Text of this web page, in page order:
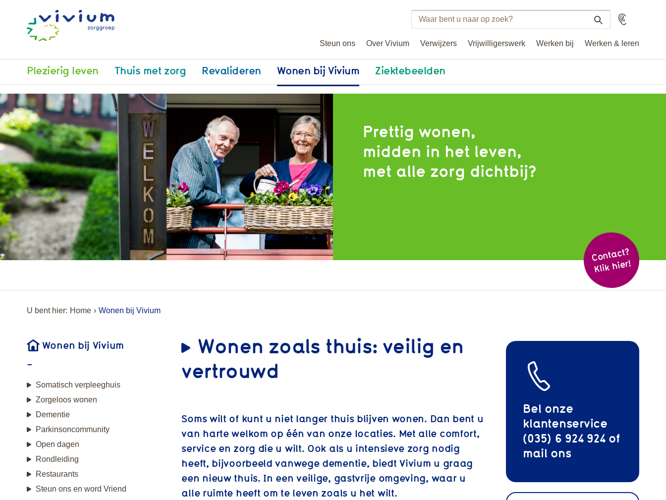
Plezierig leven Thuis met zorg Revalideren Wonen bij Vivium Ziektebeelden
Steun ons Over Vivium Verwijzers Vrijwilligerswerk Werken bij Werken & leren
Zoeken
binnen
vivium.nl
Voorlezen
Cont
act?
Klik hier!
Prettig wonen,
midden in het leven,
met alle zorg dichtbij?
U bent hier: Home Wonen bij Vivium
Wonen bij Vivium
Somatisch verpleeghuis
Zorgeloos wonen
Dementie
Parkinsoncommunity
Open dagen
Rondleiding
Restaurants
Steun ons en word Vriend
Wonen zoals thuis: veilig en
vertrouwd
Soms wilt of kunt u niet langer thuis blijven wonen. Dan bent u
van harte welkom op één van onze locaties. Met alle comfort,
service en zorg die u wilt. Ook als u intensieve zorg nodig
heeft, bijvoorbeeld vanwege dementie, biedt Vivium u graag
een nieuw thuis. In een veilige, gastvrije omgeving, waar u
alle ruimte heeft om te leven zoals u het wilt.
Bel onze
klantenservice
(035) 6 924 924 of
mail ons